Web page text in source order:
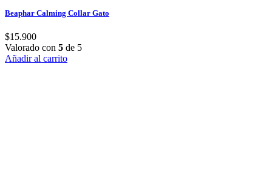
Beaphar Calming Collar Gato
$15.900
Valorado con 5 de 5
Añadir al carrito